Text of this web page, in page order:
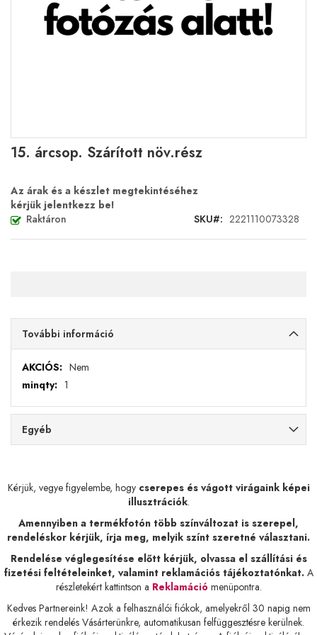
15. árcsop. Szárított növ.rész
Az árak és a készlet megtekintéséhez
kérjük jelentkezz be!
Raktáron
SKU 2221110073328
Ugrás
a
elejére
További információ
További
információ
Nem
1
Egyéb
Kérjük, vegye figyelembe, hogy cserepes és vágott virágaink képei
illusztrációk.
Amennyiben a termékfotón több színváltozat is szerepel,
rendeléskor kérjük, írja meg, melyik színt szeretné választani.
Rendelése véglegesítése előtt kérjük, olvassa el szállítási és
fizetési feltételeinket, valamint reklamációs tájékoztatónkat.A
részletekért kattintson a Reklamáció menüpontra.
Kedves Partnereink! Azok a felhasználói fiókok, amelyekről 30 napig nem
érkezik rendelés Vásárterünkre, automatikusan felfüggesztésre kerülnek.